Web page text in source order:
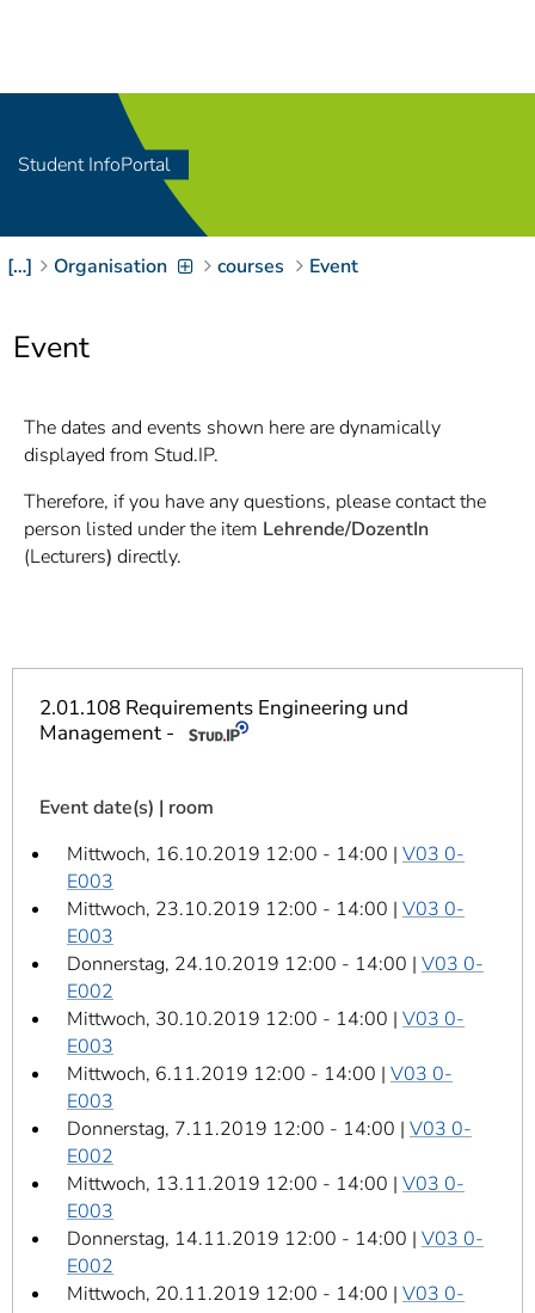
Zum Inhalt springen
[Access-Key 2
Zur Suche springen
[Access-Key 4]
Zur Hauptnavigation
9]
Zur
Brotkrumennavigation
springen[ Access-Key
]
Student InfoPortal
[…] Organisation courses Event
Event
The dates and events shown here are dynamically
displayed from Stud.IP.
Therefore, if you have any questions, please contact the
person listed under the item Lehrende/DozentIn
(Lecturers) directly.
2.01.108 Requirements Engineering und
Management -
Event date(s) | room
Mittwoch, 16.10.2019 12:00 - 14:00 | V03 0-
E003
Mittwoch, 23.10.2019 12:00 - 14:00 | V03 0-
E003
Donnerstag, 24.10.2019 12:00 - 14:00 | V03 0-
E002
Mittwoch, 30.10.2019 12:00 - 14:00 | V03 0-
E003
Mittwoch, 6.11.2019 12:00 - 14:00 | V03 0-
E003
Donnerstag, 7.11.2019 12:00 - 14:00 | V03 0-
E002
Mittwoch, 13.11.2019 12:00 - 14:00 | V03 0-
E003
Donnerstag, 14.11.2019 12:00 - 14:00 | V03 0-
E002
Mittwoch, 20.11.2019 12:00 - 14:00 | V03 0-